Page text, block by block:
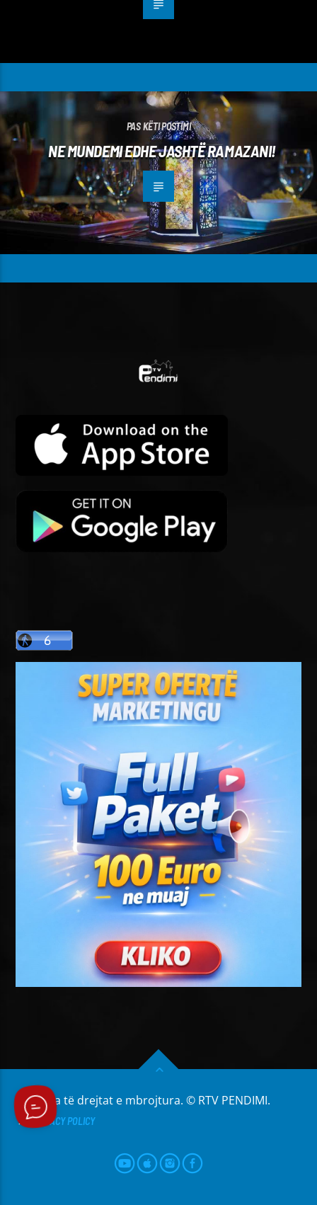
PAS KËTI POSTIMI
NE MUNDEMI EDHE JASHTË RAMAZANI!
Të gjitha të drejtat e mbrojtura. © RTV PENDIMI.
PRIVACY POLICY